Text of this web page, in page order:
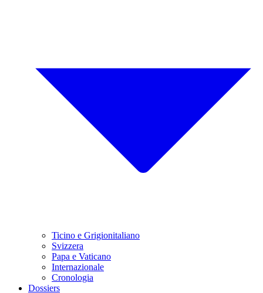
Ticino e Grigionitaliano
Svizzera
Papa e Vaticano
Internazionale
Cronologia
Dossiers